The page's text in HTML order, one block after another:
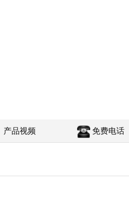
产品视频 免费电话